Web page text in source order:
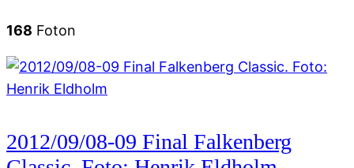
168 Foton
2012/09/08-09 Final Falkenberg